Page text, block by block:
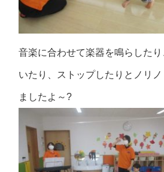
音楽に合わせて楽器を鳴らした
いたり、ストップしたりとノリノ
ましたよ～?